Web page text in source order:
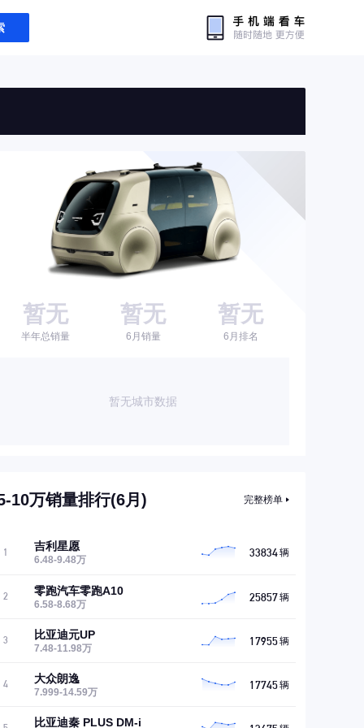
暂无
半年总销量
暂无
6月销量
暂无
6月排名
暂无城市数据
10万销量排行(6月) 完整榜单
1 吉利星愿
6.48-9.48万
33834辆
2 零跑汽车零跑A10
6.58-8.68万
25857辆
3 比亚迪元UP
7.48-11.98万
17955辆
4 大众朗逸
7.999-14.59万
17745辆
比亚迪秦 PLUS DM-i